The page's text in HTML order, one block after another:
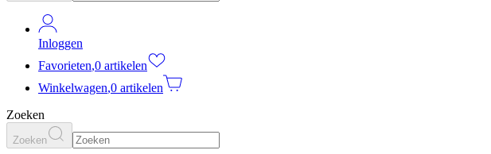
Inloggen
Favorieten,0 artikelen
Winkelwagen,0 artikelen
Zoeken
Zoeken